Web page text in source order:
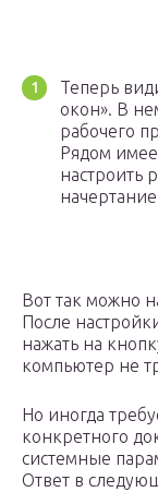
Теперь
окон». В
рабочего
Рядом
настроить
Вот так можно
После
нажать на
компьютер не
Но иногда
конкретного
системные
Ответ в